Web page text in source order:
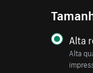
Alta
Alta